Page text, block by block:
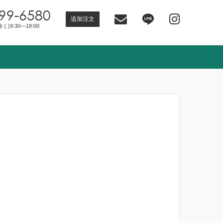
6580
く)9:30―18:00
追加注文